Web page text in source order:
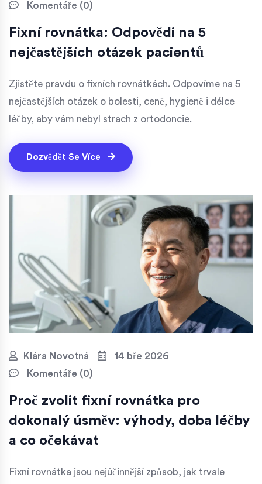
Komentáře (0)
Fixní rovnátka: Odpovědi na 5
nejčastějších otázek pacientů
Zjistěte pravdu o fixních rovnátkách. Odpovíme na 5
nejčastějších otázek o bolesti, ceně, hygieně i délce
léčby, aby vám nebyl strach z ortodoncie.
Dozvědět Se Více
Klára Novotná
14 bře 2026
Komentáře (0)
Proč zvolit fixní rovnátka pro
dokonalý úsměv: výhody, doba léčby
a co očekávat
Fixní rovnátka jsou nejúčinnější způsob, jak trvale